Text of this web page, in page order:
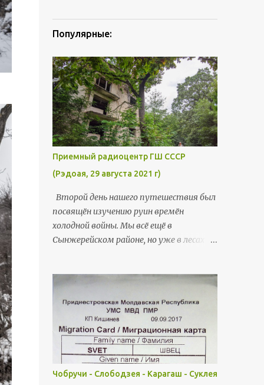
Популярные:
Приемный радиоцентр ГШ СССР
(Рэдоая, 29 августа 2021 г)
Второй день нашего путешествия был
посвящён изучению руин времён
холодной войны. Мы всё ещё в
Сынжерейском районе, но уже в лесах
внушительный комплекс - Приемный
Некогда секретный и стратегический
объект сейчас пустует, разграблен и
представляет собой мрачные руины.
Кроме всего прочего, на территории
есть и большой трёхуровневый
подземный бункер. Всё это мы найдём,
Чобручи - Слободзея - Карагаш - Суклея